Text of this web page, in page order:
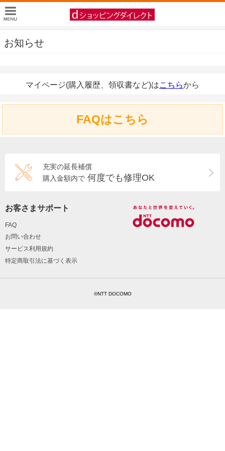
お知らせ
マイページ(購入履歴、領収書など)はこちらから
FAQはこちら
充実の延長補償
購入金額内で 何度でも修理OK
お客さまサポート
FAQ
お問い合わせ
サービス利用規約
特定商取引法に基づく表示
©NTT DOCOMO